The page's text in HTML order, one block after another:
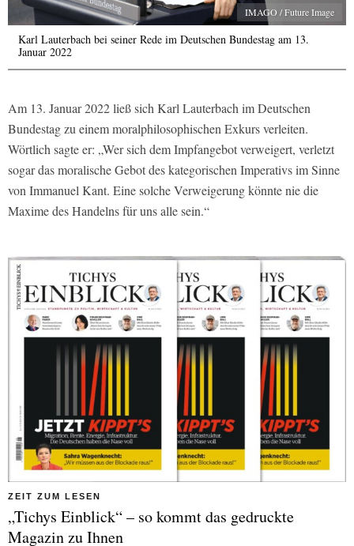
IMAGO / Future Image
Karl Lauterbach bei seiner Rede im Deutschen Bundestag am 13.
Januar 2022
Am 13. Januar 2022 ließ sich Karl Lauterbach im Deutschen
Bundestag zu einem moralphilosophischen Exkurs verleiten.
Wörtlich sagte er: „Wer sich dem Impfangebot verweigert, verletzt
sogar das moralische Gebot des kategorischen Imperativs im Sinne
von Immanuel Kant. Eine solche Verweigerung könnte nie die
Maxime des Handelns für uns alle sein.“
ZEIT ZUM LESEN
„Tichys Einblick“ – so kommt das gedruckte
Magazin zu Ihnen